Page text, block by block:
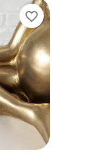
favorite_border